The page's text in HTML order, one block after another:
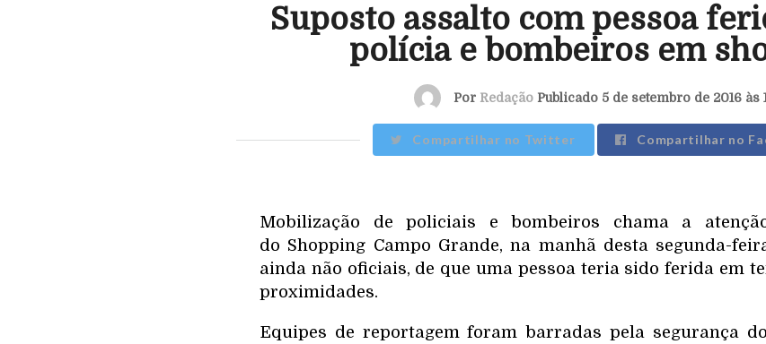
Suposto assalto com pessoa
polícia e bombeiros em
Por RedaçãoPublicado 5 de setembro de 2016 às
Compartilhar no Twitter Compartilhar no
Mobilização de policiais e bombeiros chama a
do Shopping Campo Grande, na manhã desta segunda-
ainda não oficiais, de que uma pessoa teria sido ferida em
proximidades.
Equipes de reportagem foram barradas pela segurança